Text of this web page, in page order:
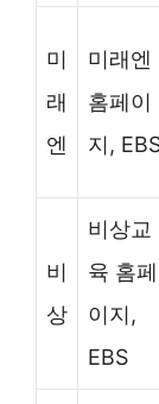
미
래
엔
미래엔
홈페이
지,
비
상
비상교
육 홈페
이지,
EBS